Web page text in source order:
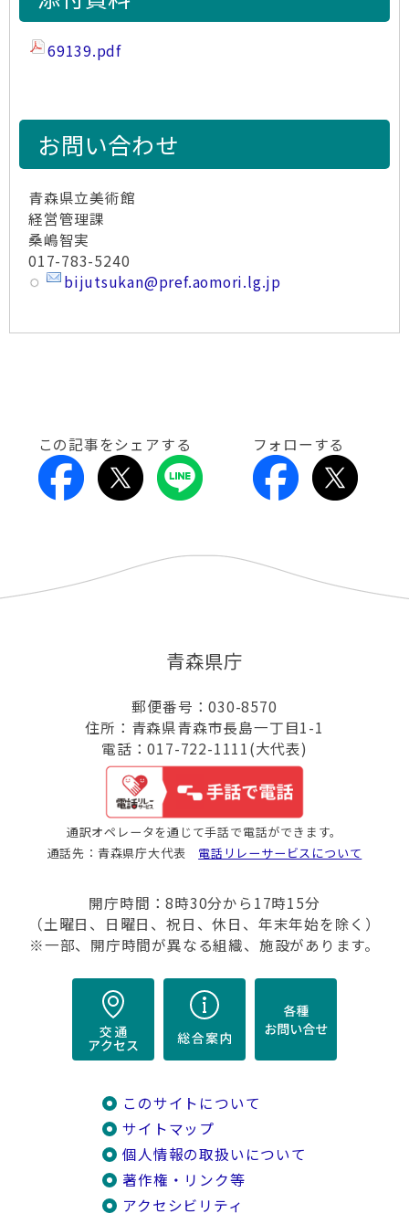
69139.pdf
お問い合わせ
青森県立美術館
経営管理課
桑嶋智実
017-783-5240
bijutsukan@pref.aomori.lg.jp
この記事をシェアする フォローする
青森県庁
郵便番号：030-8570
住所：青森県青森市長島一丁目1-1
電話：017-722-1111(大代表)
通訳オペレータを通じて手話で電話ができます。
通話先：青森県庁大代表 電話リレーサービスについて
開庁時間：8時30分から17時15分
（土曜日、日曜日、祝日、休日、年末年始を除く）
※一部、開庁時間が異なる組織、施設があります。
このサイトについて
サイトマップ
個人情報の取扱いについて
著作権・リンク等
アクセシビリティ